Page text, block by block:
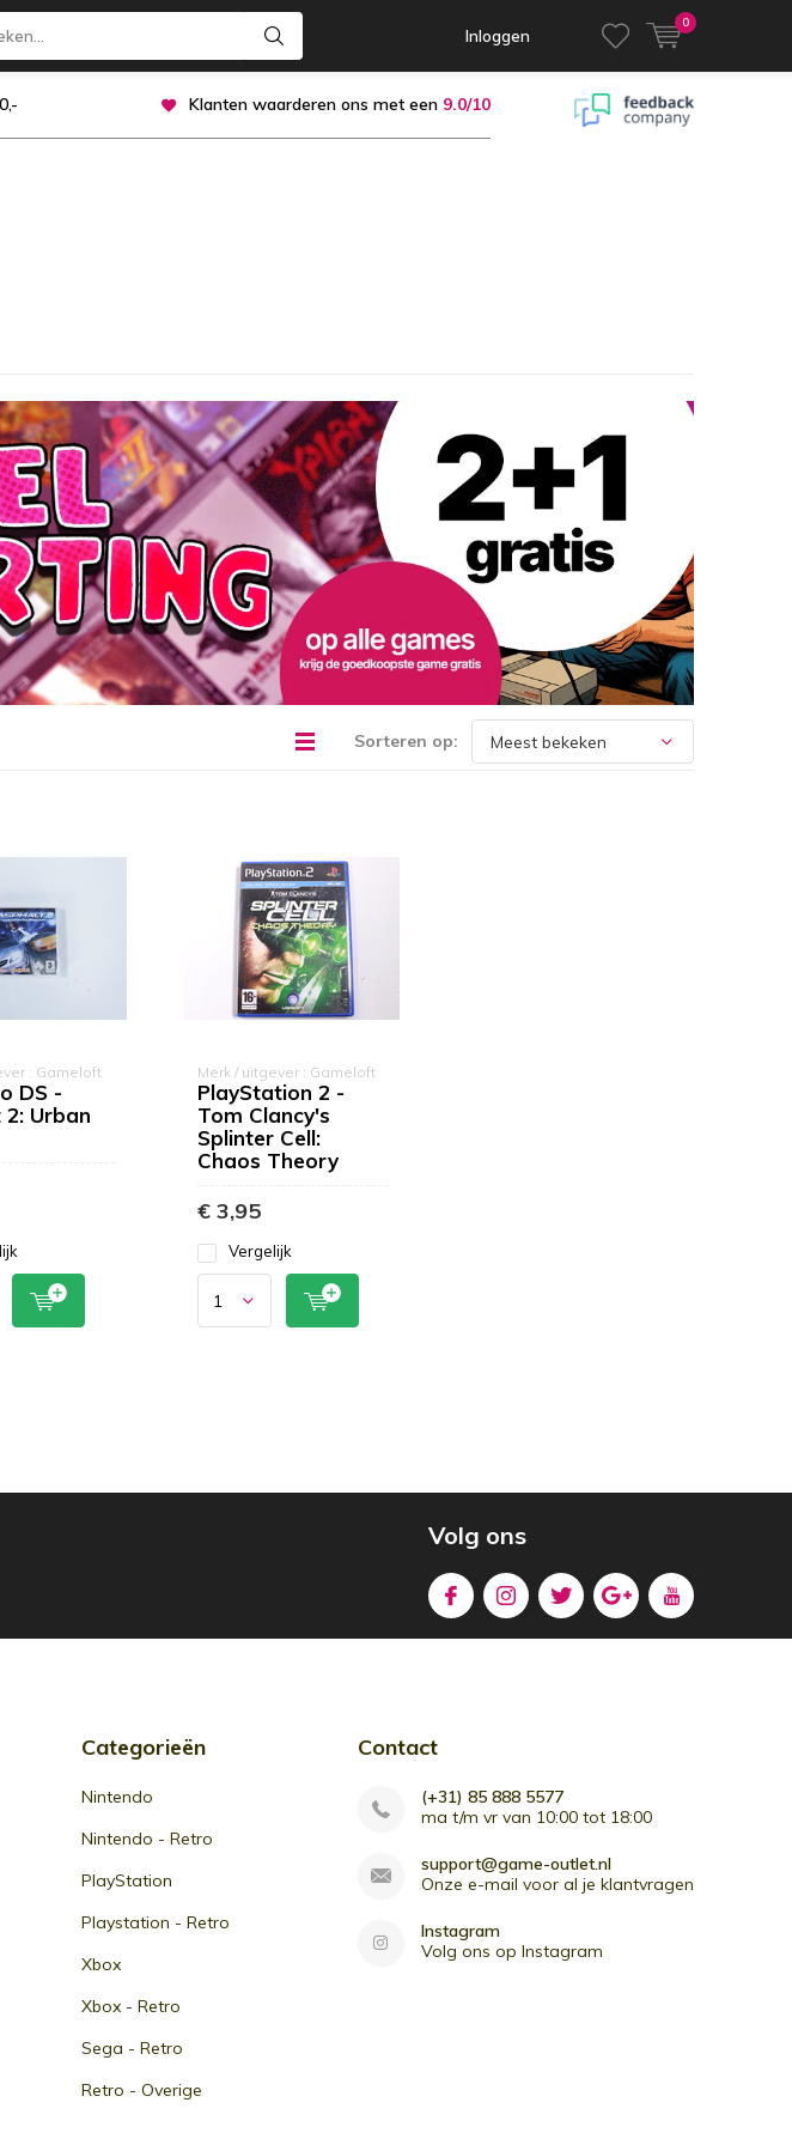
Inloggen
0
Klanten waarderen ons met een 9.0/10
Sorteren op:
: Gameloft
DS -
Urban
Merk / uitgever : Gameloft
PlayStation 2 -
Tom Clancy's
Splinter Cell:
Chaos Theory
€ 3,95
Vergelijk
Volg ons
Categorieën
Nintendo
Nintendo - Retro
PlayStation
Playstation - Retro
Xbox
Xbox - Retro
Sega - Retro
Retro - Overige
Contact
(+31) 85 888 5577
ma t/m vr van 10:00 tot 18:00
support@game-outlet.nl
Onze e-mail voor al je klantvragen
Instagram
Volg ons op Instagram